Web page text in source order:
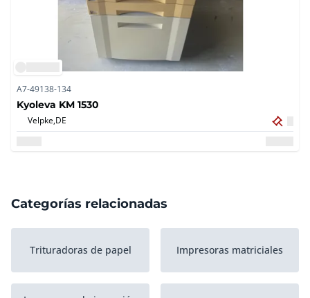
A7-49138-134
Kyoleva KM 1530
Velpke,DE
Categorías relacionadas
Trituradoras de papel Impresoras matriciales